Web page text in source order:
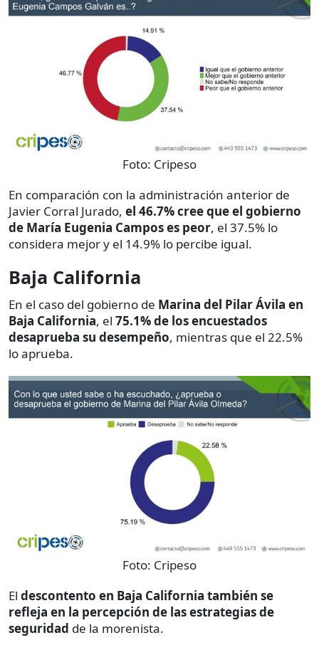
Foto: Cripeso
En comparación con la administración anterior de
Javier Corral Jurado, el 46.7% cree que el gobierno
de María Eugenia Campos es peor, el 37.5% lo
considera mejor y el 14.9% lo percibe igual.
Baja California
En el caso del gobierno de Marina del Pilar Ávila en
Baja California, el 75.1% de los encuestados
desaprueba su desempeño, mientras que el 22.5%
lo aprueba.
Foto: Cripeso
El descontento en Baja California también se
refleja en la percepción de las estrategias de
seguridad de la morenista.